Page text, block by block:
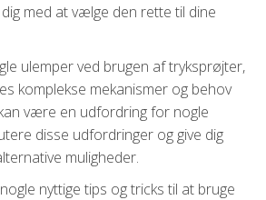
med at vælge den rette til dine
ulemper ved brugen af tryksprøjter,
komplekse mekanismer og behov
være en udfordring for nogle
disse udfordringer og give dig
muligheder.
nogle nyttige tips og tricks til at bruge